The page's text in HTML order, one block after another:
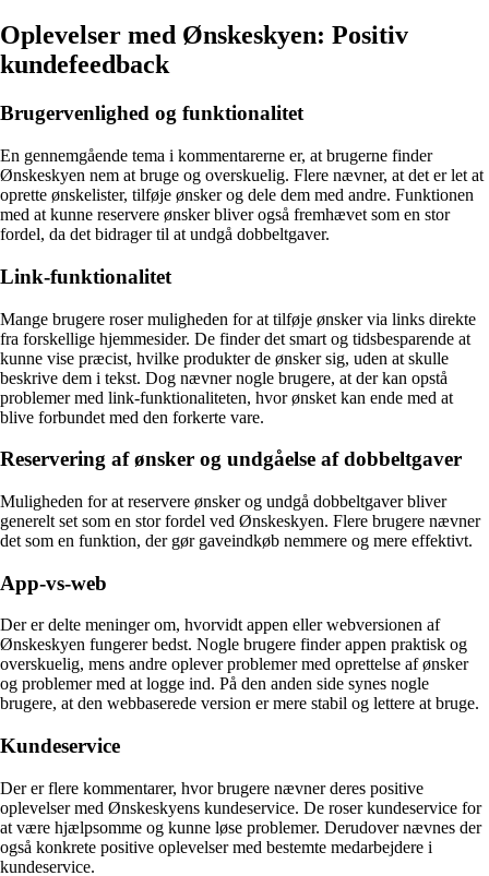
Oplevelser med Ønskeskyen: Positiv
kundefeedback
Brugervenlighed og funktionalitet
En gennemgående tema i kommentarerne er, at brugerne finder
Ønskeskyen nem at bruge og overskuelig. Flere nævner, at det er let at
oprette ønskelister, tilføje ønsker og dele dem med andre. Funktionen
med at kunne reservere ønsker bliver også fremhævet som en stor
fordel, da det bidrager til at undgå dobbeltgaver.
Link-funktionalitet
Mange brugere roser muligheden for at tilføje ønsker via links direkte
fra forskellige hjemmesider. De finder det smart og tidsbesparende at
kunne vise præcist, hvilke produkter de ønsker sig, uden at skulle
beskrive dem i tekst. Dog nævner nogle brugere, at der kan opstå
problemer med link-funktionaliteten, hvor ønsket kan ende med at
blive forbundet med den forkerte vare.
Reservering af ønsker og undgåelse af dobbeltgaver
Muligheden for at reservere ønsker og undgå dobbeltgaver bliver
generelt set som en stor fordel ved Ønskeskyen. Flere brugere nævner
det som en funktion, der gør gaveindkøb nemmere og mere effektivt.
App-vs-web
Der er delte meninger om, hvorvidt appen eller webversionen af
Ønskeskyen fungerer bedst. Nogle brugere finder appen praktisk og
overskuelig, mens andre oplever problemer med oprettelse af ønsker
og problemer med at logge ind. På den anden side synes nogle
brugere, at den webbaserede version er mere stabil og lettere at bruge.
Kundeservice
Der er flere kommentarer, hvor brugere nævner deres positive
oplevelser med Ønskeskyens kundeservice. De roser kundeservice for
at være hjælpsomme og kunne løse problemer. Derudover nævnes der
også konkrete positive oplevelser med bestemte medarbejdere i
kundeservice.